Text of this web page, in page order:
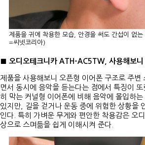
제품을 귀에 착용한 모습, 안경을 써도 간섭이 없는
=씨넷코리아)
■ 오디오테크니카 ATH-AC5TW, 사용해보니
제품을 사용해보니 오픈형 이어폰 구조로 주변
면서 동시에 음악을 듣는다는 점에서 특징이
히 막는 커널형 이어폰에 비해 음악에 몰입하
있지만, 길을 걷거나 운동 중에 위험한 상황을
인다. 특히 가벼운 무게와 편안한 착용감은 오
상으로 스며듦을 쉽게 이해시켜 준다.